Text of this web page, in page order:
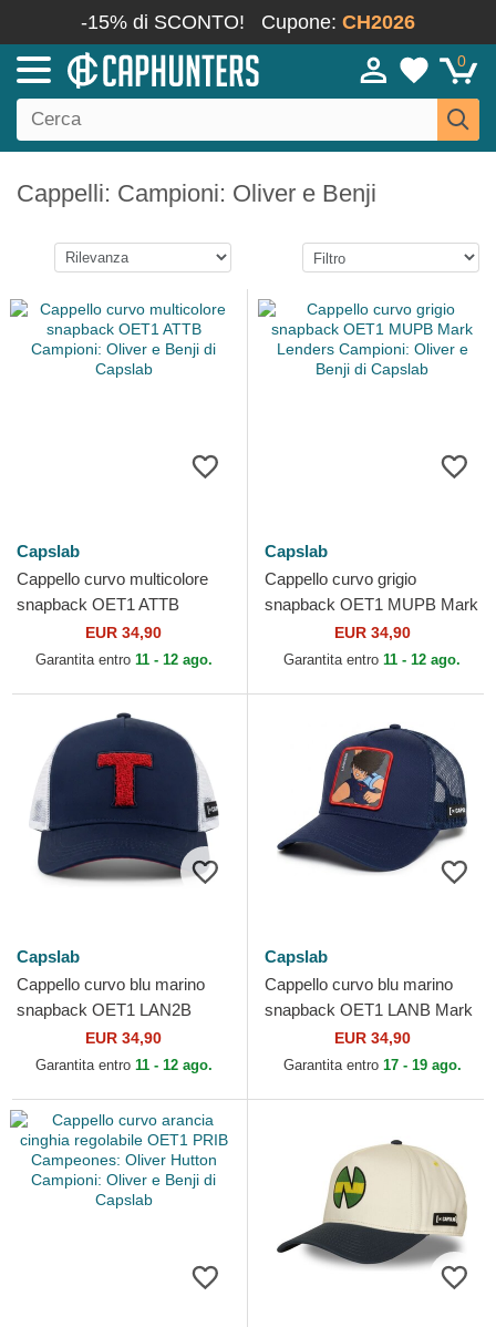
-15% di SCONTO! Cupone: CH2026
0
Cappelli: Campioni: Oliver e Benji
Capslab
Cappello curvo multicolore
snapback OET1 ATTB
Campioni: Oliver e Benji di
Capslab
EUR 34,90
Garantita entro 11 - 12 ago.
Capslab
Cappello curvo grigio
snapback OET1 MUPB Mark
Lenders Campioni: Oliver e
Benji di Capslab
EUR 34,90
Garantita entro 11 - 12 ago.
Capslab
Cappello curvo blu marino
snapback OET1 LAN2B
Campeones: Holly Hutton
Campioni: Oliver e Benji di...
EUR 34,90
Garantita entro 11 - 12 ago.
Capslab
Cappello curvo blu marino
snapback OET1 LANB Mark
Lenders Campioni: Oliver e
Benji di Capslab
EUR 34,90
Garantita entro 17 - 19 ago.